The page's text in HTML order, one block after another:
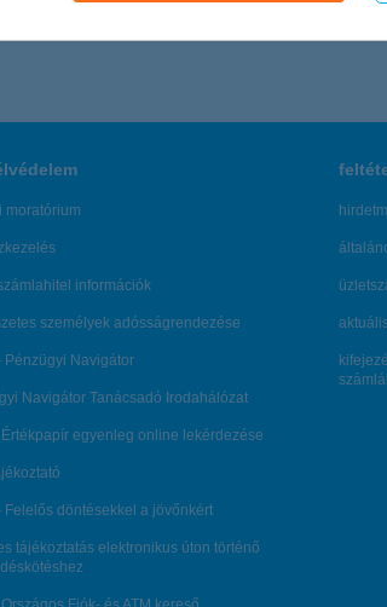
moratórium
információk
személyek adósságrendezése
Pénzügyi Navigátor
Navigátor Tanácsadó Irodahálózat
Értékpapír egyenleg online lekérdezése
Felelős döntésekkel a jövőnkért
tájékoztatás elektronikus úton történő